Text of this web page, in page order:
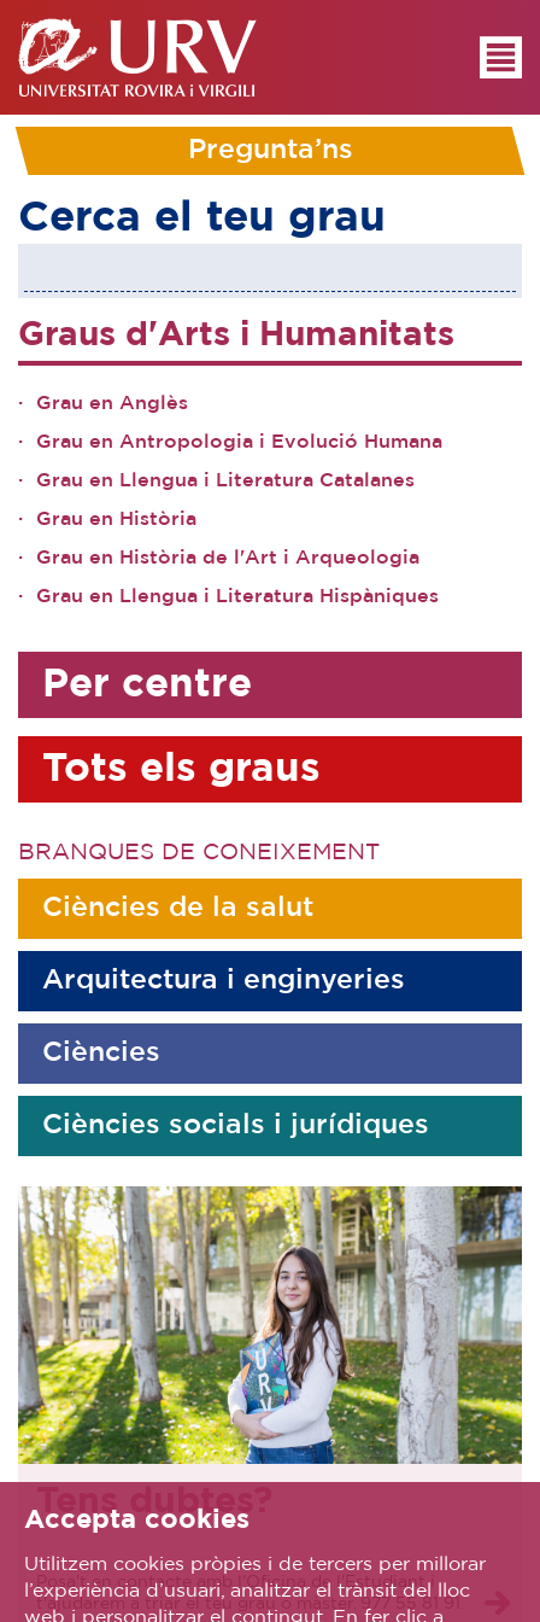
Pregunta’ns
Accepta cookies
Utilitzem cookies pròpies i de tercers per millorar
l’experiència d’usuari, analitzar el trànsit del lloc
web i personalitzar el contingut. En fer clic a
Cerca el teu grau
Graus d'Arts i Humanitats
Grau en Anglès
Grau en Antropologia i Evolució Humana
Grau en Llengua i Literatura Catalanes
Grau en Història
Grau en Història de l'Art i Arqueologia
Grau en Llengua i Literatura Hispàniques
Per centre
Tots els graus
BRANQUES DE CONEIXEMENT
Ciències de la salut
Arquitectura i enginyeries
Ciències
Ciències socials i jurídiques
Tens dubtes?
Posa't en contacte amb l'Oficina de l'Estudiant i
t'ajudarem a triar el teu grau o màster. 977 55 81 91.